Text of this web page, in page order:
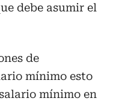
debe asumir el
de
mínimo esto
mínimo en